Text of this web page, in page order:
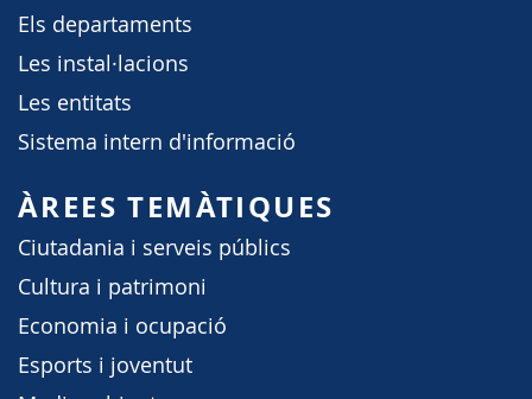
Els departaments
Les instal·lacions
Les entitats
Sistema intern d'informació
ÀREES TEMÀTIQUES
Ciutadania i serveis públics
Cultura i patrimoni
Economia i ocupació
Esports i joventut